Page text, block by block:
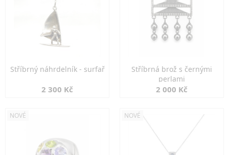
Stříbrný náhrdelník - surfař
2 300 Kč
Stříbrná brož s černými
perlami
2 000 Kč
NOVÉ NOVÉ